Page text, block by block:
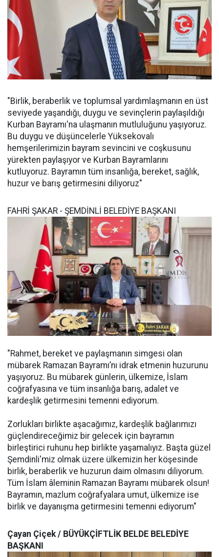
"Birlik, beraberlik ve toplumsal yardımlaşmanın en üst
seviyede yaşandığı, duygu ve sevinçlerin paylaşıldığı
Kurban Bayramı'na ulaşmanın mutluluğunu yaşıyoruz.
Bu duygu ve düşüncelerle Yüksekovalı
hemşerilerimizin bayram sevincini ve coşkusunu
yürekten paylaşıyor ve Kurban Bayramlarını
kutluyoruz. Bayramın tüm insanlığa, bereket, sağlık,
huzur ve barış getirmesini diliyoruz"
FAHRİ ŞAKAR - ŞEMDİNLİ BELEDİYE BAŞKANI
"Rahmet, bereket ve paylaşmanın simgesi olan
mübarek Ramazan Bayramı’nı idrak etmenin huzurunu
yaşıyoruz. Bu mübarek günlerin, ülkemize, İslam
coğrafyasına ve tüm insanlığa barış, adalet ve
kardeşlik getirmesini temenni ediyorum.
Zorlukları birlikte aşacağımız, kardeşlik bağlarımızı
güçlendireceğimiz bir gelecek için bayramın
birleştirici ruhunu hep birlikte yaşamalıyız. Başta güzel
Şemdinli'miz olmak üzere ülkemizin her köşesinde
birlik, beraberlik ve huzurun daim olmasını diliyorum.
Tüm İslam âleminin Ramazan Bayramı mübarek olsun!
Bayramın, mazlum coğrafyalara umut, ülkemize ise
birlik ve dayanışma getirmesini temenni ediyorum"
Çayan Çiçek / BÜYÜKÇİFTLİK BELDE BELEDİYE
BAŞKANI